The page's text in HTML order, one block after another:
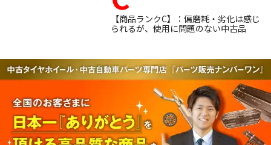
【商品ランクC】：偏磨耗・劣化は感じ
られるが、使用に問題のない中古品